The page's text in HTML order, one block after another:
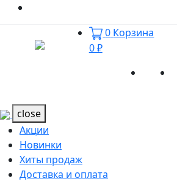
0 Корзина
0 ₽
Акции
close
Акции
Новинки
Хиты продаж
Доставка и оплата